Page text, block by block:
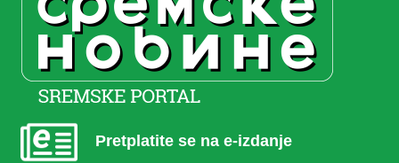
Pretplatite se na e-izdanje